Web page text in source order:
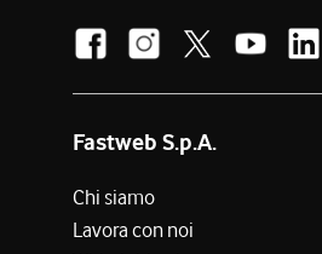
Fastweb S.p.A.
Chi siamo
Lavora con noi